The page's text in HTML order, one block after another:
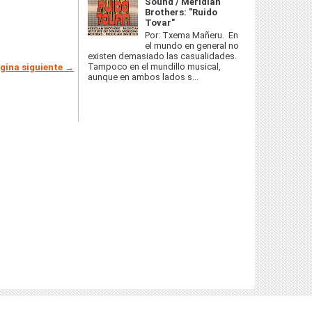
siguiente →
Brothers: "Ruido
Tovar"
Por: Txema Mañeru. En
el mundo en general no
existen demasiado las casualidades.
Tampoco en el mundillo musical,
aunque en ambos lados s...